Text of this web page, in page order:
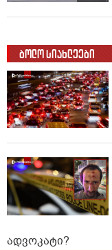
ბოლო სიახლეები
ადვოკატი?